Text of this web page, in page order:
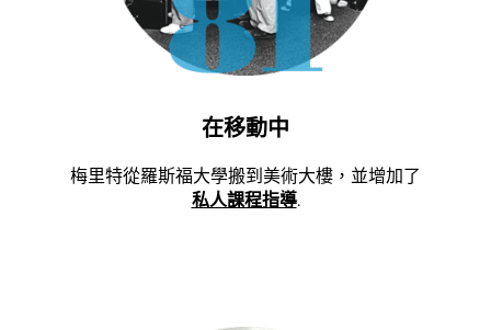
在移動中
梅里特從羅斯福大學搬到美術大樓，並增加了
私人課程指導.